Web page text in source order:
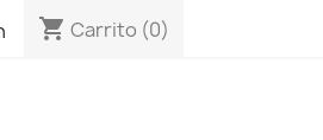
shopping_cart Carrito (0)